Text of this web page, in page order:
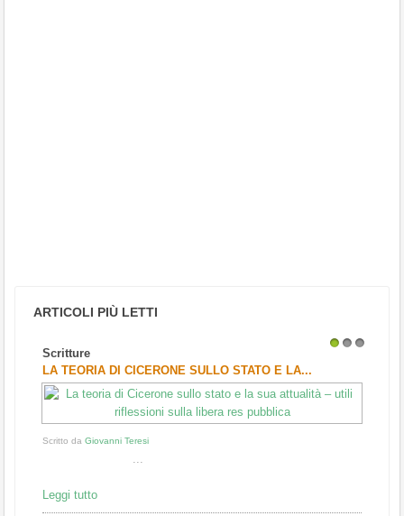
ARTICOLI PIÙ LETTI
Scritture
LA TEORIA DI CICERONE SULLO STATO E LA...
Scritto da Giovanni Teresi
...
Leggi tutto